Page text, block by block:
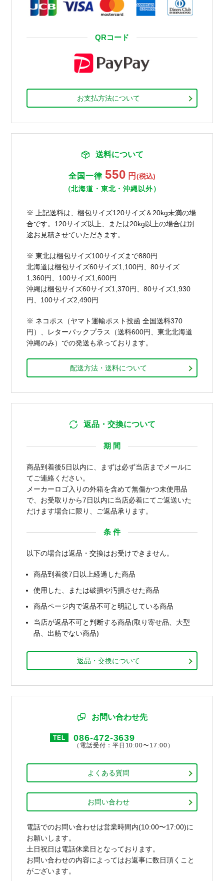
QRコード
お支払方法について
送料について
全国一律 550 円 (税込)
（北海道・東北・沖縄以外）
※ 上記送料は、梱包サイズ120サイズ＆20kg未満の場
合です。120サイズ以上、または20kg以上の場合は別
途お見積させていただきます。
※ 東北は梱包サイズ100サイズまで880円
北海道は梱包サイズ60サイズ1,100円、80サイズ
1,360円、100サイズ1,600円
沖縄は梱包サイズ60サイズ1,370円、80サイズ1,930
円、100サイズ2,490円
※ ネコポス（ヤマト運輸ポスト投函 全国送料370
円）、レターパックプラス（送料600円、東北北海道
沖縄のみ）での発送も承っております。
配送方法・送料について
返品・交換について
期 間
商品到着後5日以内に、まずは必ず当店までメールに
てご連絡ください。
メーカーロゴ入りの外箱を含めて無傷かつ未使用品
で、お受取りから7日以内に当店必着にてご返送いた
だけます場合に限り、ご返品承ります。
条 件
以下の場合は返品・交換はお受けできません。
商品到着後7日以上経過した商品
使用した、または破損や汚損させた商品
商品ページ内で返品不可と明記している商品
当店が返品不可と判断する商品(取り寄せ品、大型
品、出筋でない商品)
返品・交換について
お問い合わせ先
TEL 086-472-3639
（電話受付：平日10:00〜17:00）
よくある質問
お問い合わせ
電話でのお問い合わせは営業時間内(10:00〜17:00)に
お願いします。
土日祝日は電話休業日となっております。
お問い合わせの内容によってはお返事に数日頂くこと
がございます。